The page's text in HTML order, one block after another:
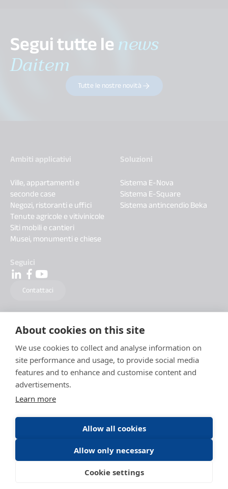
About cookies on this site
We use cookies to collect and analyse information on
site performance and usage, to provide social media
features and to enhance and customise content and
advertisements.
Learn more
Allow all cookies
Allow only necessary
Cookie settings
Segui tutte lenews
Daitem
Tutte le nostre novità
Ambiti applicativi
Ville, appartamenti e
seconde case
Negozi, ristoranti e uffici
Tenute agricole e vitivinicole
Siti mobili e cantieri
Musei, monumenti e chiese
Soluzioni
Sistema E-Nova
Sistema E-Square
Sistema antincendio Beka
Seguici
Contattaci
Menzioni LegaliPolitica della protezione Dati
Condizioni generali d'utilizzo
Condizioni generali di utilizzo DAITEM Capture